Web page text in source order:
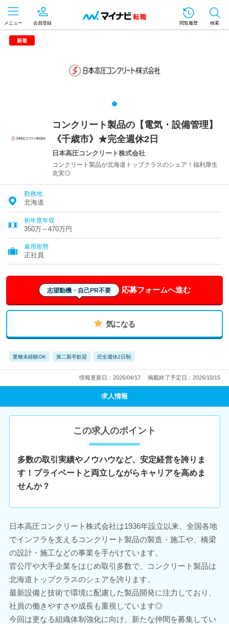
メニュー 会員登録 閲覧履歴 検索
新着
コンクリート製品の【電気・設備管理】
《千歳市》★完全週休2日
日本高圧コンクリート株式会社
コンクリート製品が北海道トップクラスのシェア！福利厚生
充実◎
勤務地
北海道
初年度年収
350万～470万円
雇用形態
正社員
志望動機・自己PR不要 応募フォームへ進む
気になる
業種未経験OK 第二新卒歓迎 完全週休2日制
情報更新日：2026/04/17 掲載終了予定日：2026/10/15
求人情報
この求人のポイント
多数の取引実績やノウハウなど、安定経営を誇りま
す！プライベートと両立しながらキャリアを高めま
せんか？
日本高圧コンクリート株式会社は1936年設立以来、全国各地
でインフラを支えるコンクリート製品の製造・施工や、橋梁
の設計・施工などの事業を手がけています。
官公庁や大手企業をはじめ取引多数で、コンクリート製品は
北海道トップクラスのシェアを誇ります。
最新設備と技術で環境に配慮した製品開発に注力しており、
社員の働きやすさや成長も重視しています◎
今回は更なる組織体制強化に向け、新たな仲間を募集してい